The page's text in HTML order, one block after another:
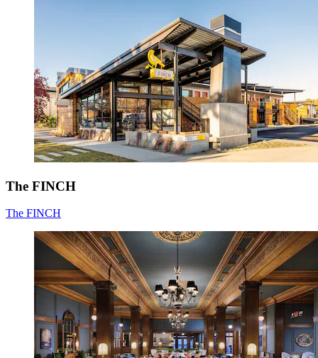
The FINCH
The FINCH